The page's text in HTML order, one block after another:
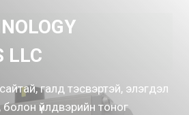
LLC
галд тэсвэртэй, элэгдэл
болон үйлдвэрийн тоног